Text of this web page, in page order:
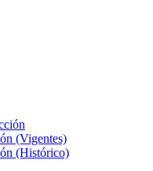
(Vigentes)
(Histórico)